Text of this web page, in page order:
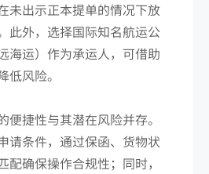
未出示正本提单的情况下放
此外，选择国际知名航运公
海运）作为承运人，可借助
低风险。
便捷性与其潜在风险并存。
请条件，通过保函、货物状
配确保操作合规性；同时，